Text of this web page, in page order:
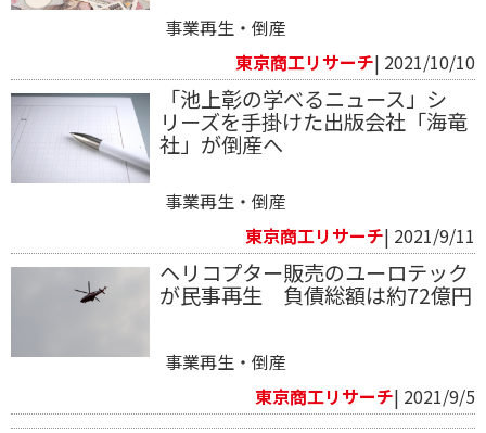
事業再生・倒産
東京商工リサーチ| 2021/10/10
「池上彰の学べるニュース」シ
リーズを手掛けた出版会社「海竜
社」が倒産へ
事業再生・倒産
東京商工リサーチ| 2021/9/11
ヘリコプター販売のユーロテック
が民事再生 負債総額は約72億円
事業再生・倒産
東京商工リサーチ| 2021/9/5